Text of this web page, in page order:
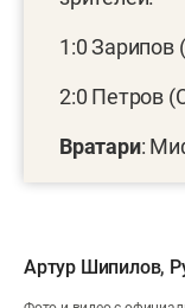
1:0 Зарипов
2:0 Петров
Вратари:
Артур Шипилов,